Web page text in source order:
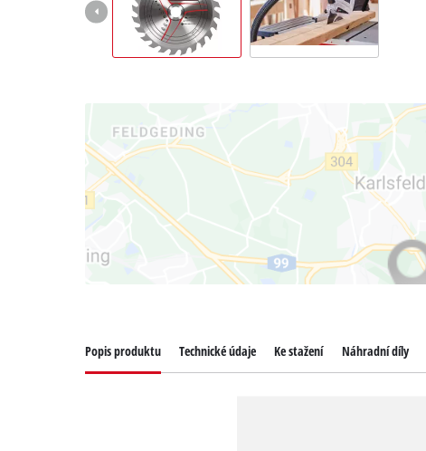
Popis produktu Technické údaje Ke stažení Náhradní díly